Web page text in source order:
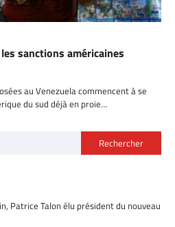
sanctions américaines
au Venezuela commencent à se
du sud déjà en proie…
Rechercher
Patrice Talon élu président du nouveau